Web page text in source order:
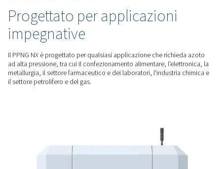
Il PPNG NX è un sistema di generazione di azoto completo
che si adatta agli spazi più ristretti. L'installazione plug-and-
controllo intuitivo garantiscono una messa in servizio e un
funzionamento semplici.
SOLUZIONI PERSONALIZZATE
Progettato per il taglio
giusta pressione, purezza e qualità per la vostra